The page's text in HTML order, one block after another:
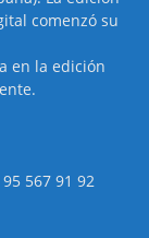
comenzó su
en la edición
567 91 92